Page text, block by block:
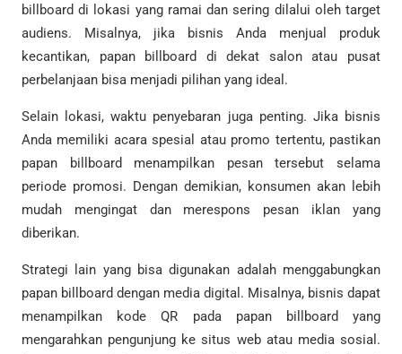
billboard di lokasi yang ramai dan sering dilalui oleh target
audiens. Misalnya, jika bisnis Anda menjual produk
kecantikan, papan billboard di dekat salon atau pusat
perbelanjaan bisa menjadi pilihan yang ideal.
Selain lokasi, waktu penyebaran juga penting. Jika bisnis
Anda memiliki acara spesial atau promo tertentu, pastikan
papan billboard menampilkan pesan tersebut selama
periode promosi. Dengan demikian, konsumen akan lebih
mudah mengingat dan merespons pesan iklan yang
diberikan.
Strategi lain yang bisa digunakan adalah menggabungkan
papan billboard dengan media digital. Misalnya, bisnis dapat
menampilkan kode QR pada papan billboard yang
mengarahkan pengunjung ke situs web atau media sosial.